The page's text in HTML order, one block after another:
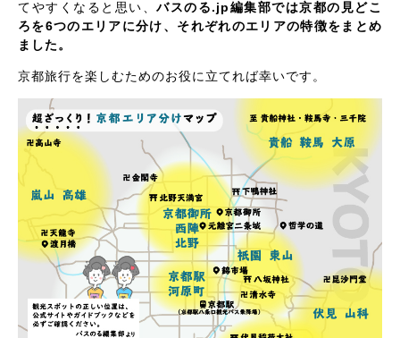
てやすくなると思い、バスのる.jp編集部では京都の見どこ
ろを6つのエリアに分け、それぞれのエリアの特徴をまとめ
ました。
京都旅行を楽しむためのお役に立てれば幸いです。